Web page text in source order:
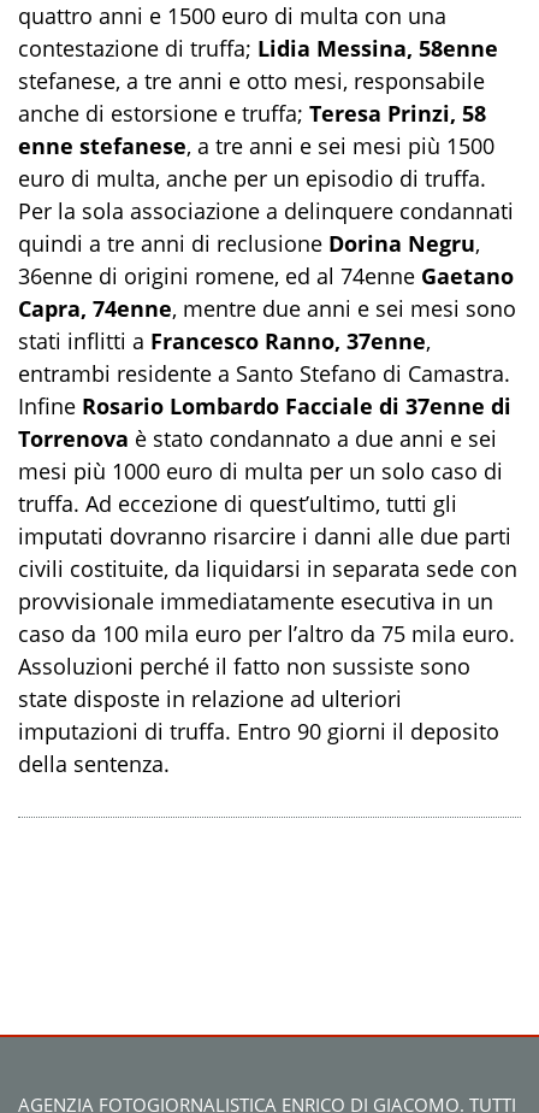
quattro anni e 1500 euro di multa con una
contestazione di truffa; Lidia Messina, 58enne
stefanese, a tre anni e otto mesi, responsabile
anche di estorsione e truffa; Teresa Prinzi, 58
enne stefanese, a tre anni e sei mesi più 1500
euro di multa, anche per un episodio di truffa.
Per la sola associazione a delinquere condannati
quindi a tre anni di reclusione Dorina Negru,
36enne di origini romene, ed al 74enne Gaetano
Capra, 74enne, mentre due anni e sei mesi sono
stati inflitti a Francesco Ranno, 37enne,
entrambi residente a Santo Stefano di Camastra.
Infine Rosario Lombardo Facciale di 37enne di
Torrenova è stato condannato a due anni e sei
mesi più 1000 euro di multa per un solo caso di
truffa. Ad eccezione di quest’ultimo, tutti gli
imputati dovranno risarcire i danni alle due parti
civili costituite, da liquidarsi in separata sede con
provvisionale immediatamente esecutiva in un
caso da 100 mila euro per l’altro da 75 mila euro.
Assoluzioni perché il fatto non sussiste sono
state disposte in relazione ad ulteriori
imputazioni di truffa. Entro 90 giorni il deposito
della sentenza.
AGENZIA FOTOGIORNALISTICA ENRICO DI GIACOMO. TUTTI